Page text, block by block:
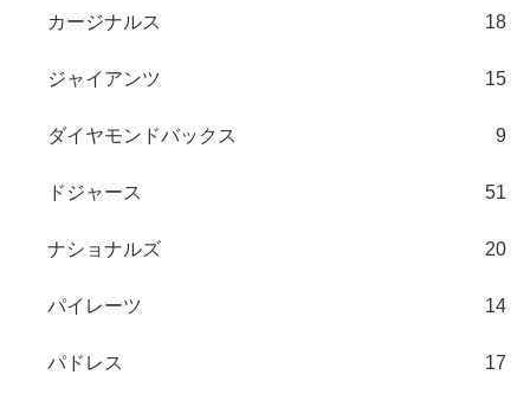
カージナルス 18
ジャイアンツ 15
ダイヤモンドバックス 9
ドジャース 51
ナショナルズ 20
パイレーツ 14
パドレス 17